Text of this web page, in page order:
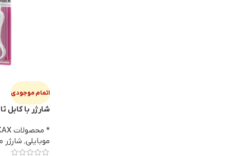
اتمام موجودی
* محصولات INKAX
موبایلی, شارژر